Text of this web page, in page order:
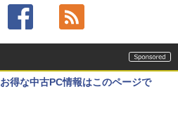
得な中古PC情報はこのページで